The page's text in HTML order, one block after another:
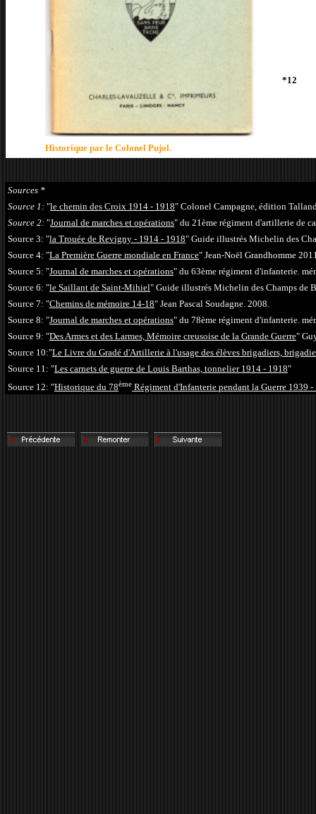
*12
Historique par le Colonel Pujol.
Sources *
Source 1: "le chemin des Croix 1914 - 1918" Colonel Campagne, édition
Source 2: "Journal de marches et opérations" du 21ème régiment d'artillerie de
Source 3: "la Trouée de Revigny - 1914 - 1918" Guide illustrés Michelin des
Source 4: "La Première Guerre mondiale en France" Jean-Noël Grandhomme
Source 5: "Journal de marches et opérations" du 63ème régiment d'infanterie.
Source 6: "le Saillant de Saint-Mihiel" Guide illustrés Michelin des Champs de
Source 7: "Chemins de mémoire 14-18" Jean Pascal Soudagne. 2008.
Source 8: "Journal de marches et opérations" du 78ème régiment d'infanterie.
Source 9: "Des Armes et des Larmes, Mémoire creusoise de la Grande Guerre"
Source 10:"Le Livre du Gradé d'Artillerie à l'usage des élèves brigadiers,
Source 11: "Les carnets de guerre de Louis Barthas, tonnelier 1914 - 1918"
Source 12: "Historique du 78ème Régiment d'Infanterie pendant la Guerre 1939